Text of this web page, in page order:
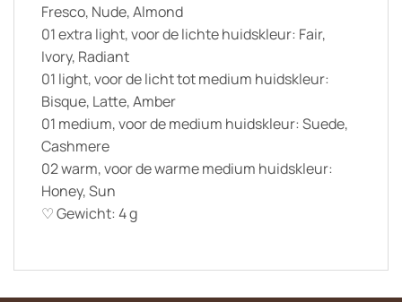
Fresco, Nude, Almond
01 extra light, voor de lichte huidskleur: Fair,
Ivory, Radiant
01 light, voor de licht tot medium huidskleur:
Bisque, Latte, Amber
01 medium, voor de medium huidskleur: Suede,
Cashmere
02 warm, voor de warme medium huidskleur:
Honey, Sun
♡ Gewicht: 4 g